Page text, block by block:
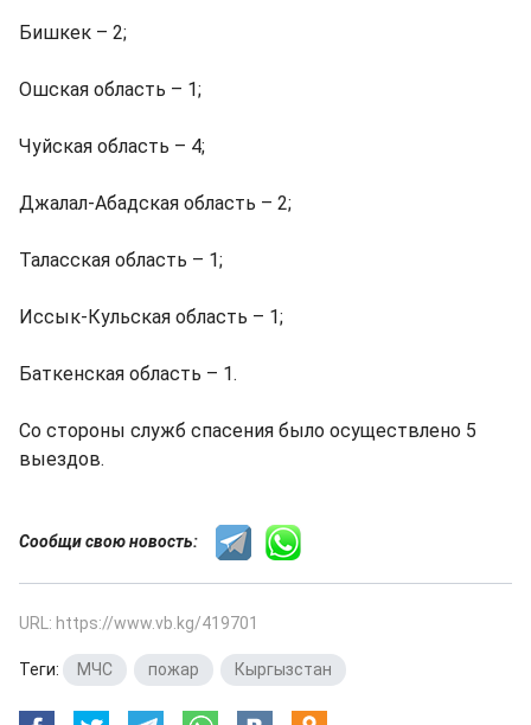
Бишкек – 2;
Ошская область – 1;
Чуйская область – 4;
Джалал-Абадская область – 2;
Таласская область – 1;
Иссык-Кульская область – 1;
Баткенская область – 1.
Со стороны служб спасения было осуществлено 5
выездов.
Сообщи свою новость:
URL: https://www.vb.kg/419701
Теги: МЧС пожар Кыргызстан